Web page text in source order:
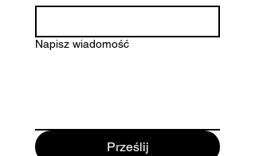
Napisz wiadomość
Prześlij